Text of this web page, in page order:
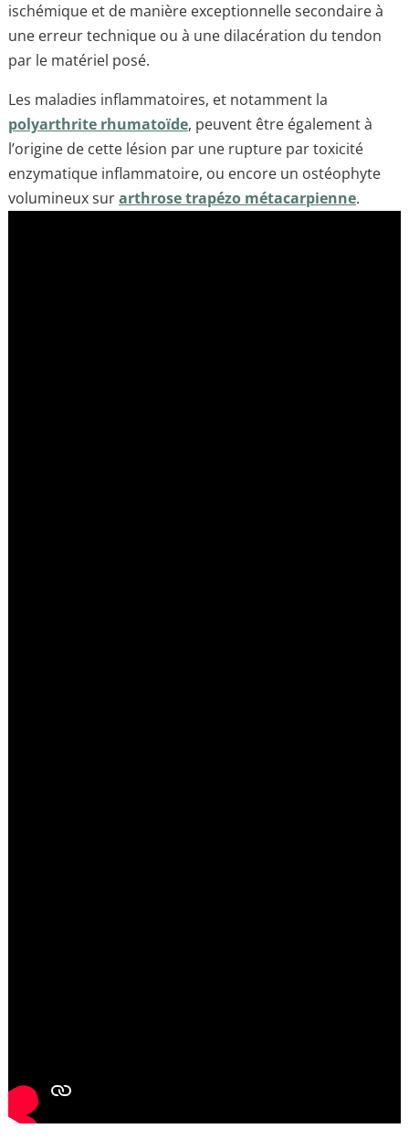
ischémique et de manière exceptionnelle secondaire à
une erreur technique ou à une dilacération du tendon
par le matériel posé.
Les maladies inflammatoires, et notamment la
polyarthrite rhumatoïde, peuvent être également à
l’origine de cette lésion par une rupture par toxicité
enzymatique inflammatoire, ou encore un ostéophyte
volumineux surarthrose trapézo métacarpienne.